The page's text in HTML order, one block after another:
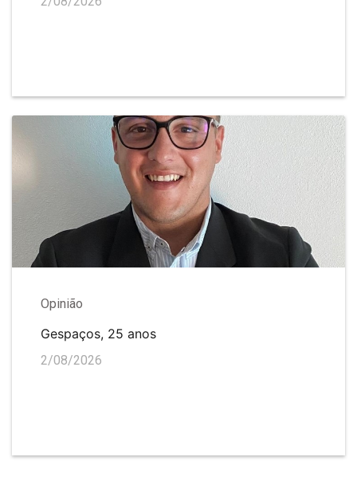
Opinião
Gespaços, 25 anos
2/08/2026